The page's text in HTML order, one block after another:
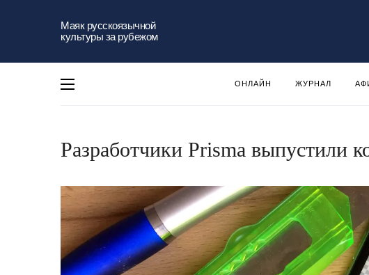
Маяк русскоязычной
культуры за рубежом
ОНЛАЙН ЖУРНАЛ
Разработчики Prisma выпустили